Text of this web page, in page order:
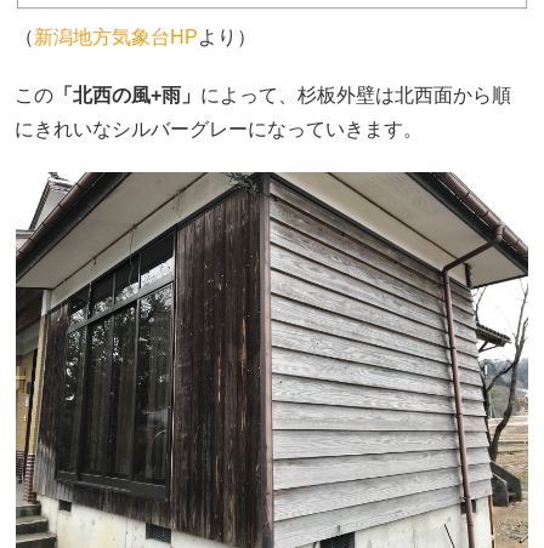
（新潟地方気象台HPより）
この「北西の風+雨」 によって、杉板外壁は北西面から順
にきれいなシルバーグレーになっていきます。